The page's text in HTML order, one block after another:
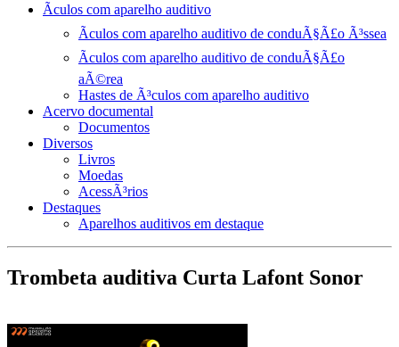
Ãculos com aparelho auditivo
Ãculos com aparelho auditivo de conduÃ§Ã£o Ã³ssea
Ãculos com aparelho auditivo de conduÃ§Ã£o
aÃ©rea
Hastes de Ã³culos com aparelho auditivo
Acervo documental
Documentos
Diversos
Livros
Moedas
AcessÃ³rios
Destaques
Aparelhos auditivos em destaque
Trombeta auditiva Curta Lafont Sonor